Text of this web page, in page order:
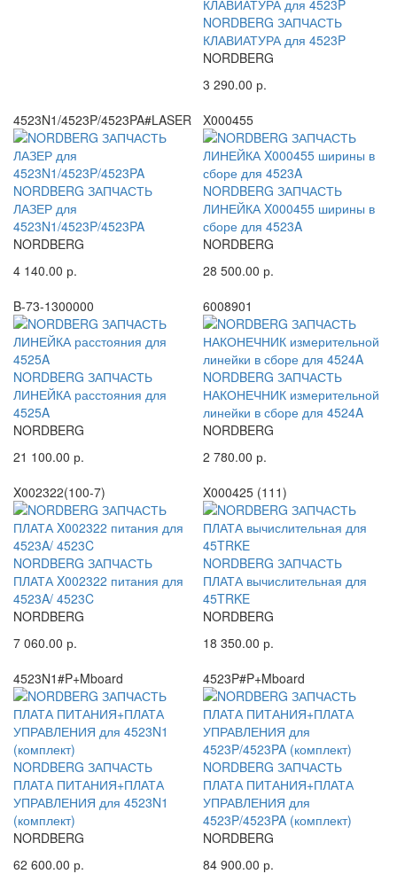
NORDBERG ЗАПЧАСТЬ
КЛАВИАТУРА для 4523P
NORDBERG
3 290.00 р.
4523N1/4523P/4523PA#LASER
NORDBERG ЗАПЧАСТЬ
ЛАЗЕР для
4523N1/4523P/4523PA
NORDBERG
4 140.00 р.
X000455
NORDBERG ЗАПЧАСТЬ
ЛИНЕЙКА X000455 ширины в
сборе для 4523A
NORDBERG
28 500.00 р.
B-73-1300000
NORDBERG ЗАПЧАСТЬ
ЛИНЕЙКА расстояния для
4525A
NORDBERG
21 100.00 р.
6008901
NORDBERG ЗАПЧАСТЬ
НАКОНЕЧНИК измерительной
линейки в сборе для 4524A
NORDBERG
2 780.00 р.
X002322(100-7)
NORDBERG ЗАПЧАСТЬ
ПЛАТА X002322 питания для
4523A/ 4523C
NORDBERG
7 060.00 р.
X000425 (111)
NORDBERG ЗАПЧАСТЬ
ПЛАТА вычислительная для
45TRKE
NORDBERG
18 350.00 р.
4523N1#P+Mboard
NORDBERG ЗАПЧАСТЬ
ПЛАТА ПИТАНИЯ+ПЛАТА
УПРАВЛЕНИЯ для 4523N1
(комплект)
NORDBERG
62 600.00 р.
4523P#P+Mboard
NORDBERG ЗАПЧАСТЬ
ПЛАТА ПИТАНИЯ+ПЛАТА
УПРАВЛЕНИЯ для
4523P/4523PA (комплект)
NORDBERG
84 900.00 р.